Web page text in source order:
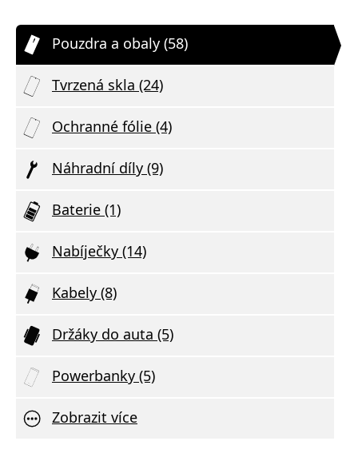
Pouzdra a obaly (58)
Tvrzená skla (24)
Ochranné fólie (4)
Náhradní díly (9)
Baterie (1)
Nabíječky (14)
Kabely (8)
Držáky do auta (5)
Powerbanky (5)
Zobrazit více